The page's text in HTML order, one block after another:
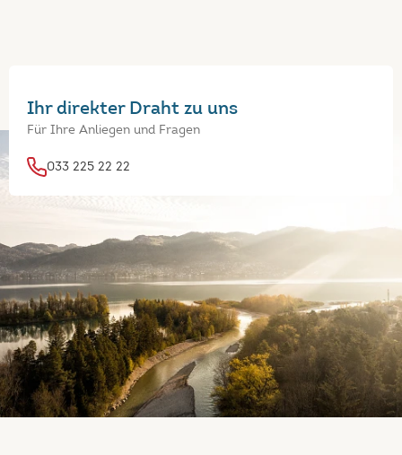
Ihr direkter Draht zu uns
Für Ihre Anliegen und Fragen
033 225 22 22